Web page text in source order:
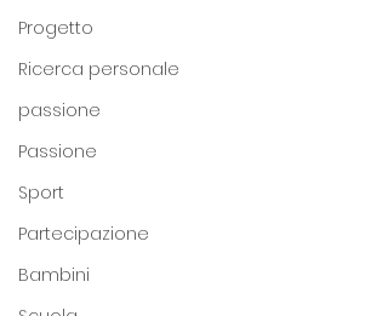
Progetto
Ricerca personale
passione
Passione
Sport
Partecipazione
Bambini